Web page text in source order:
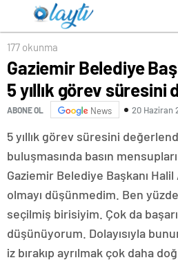
177 okunma
Gaziemir Belediye
5 yıllık görev
ABONE OL News 20 Haziran
5 yıllık görev süresini
buluşmasında basın
Gaziemir Belediye Başkanı Halil
olmayı düşünmedim. Ben
seçilmiş birisiyim. Çok da
düşünüyorum. Dolayısıyla
iz bırakıp ayrılmak çok daha